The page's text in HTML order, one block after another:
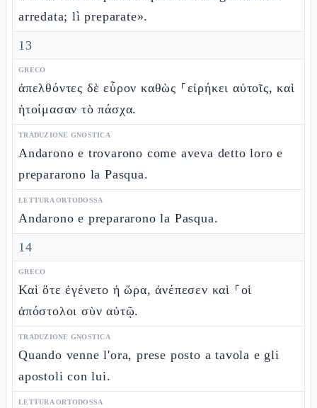
arredata; lì preparate».
13
GRECO
ἀπελθόντες δὲ εὗρον καθὼς ⸀εἰρήκει αὐτοῖς, καὶ
ἡτοίμασαν τὸ πάσχα.
TRADUZIONE GNOSTICA
Andarono e trovarono come aveva detto loro e
prepararono la Pasqua.
LETTURA ORTODOSSA
Andarono e prepararono la Pasqua.
14
GRECO
Καὶ ὅτε ἐγένετο ἡ ὥρα, ἀνέπεσεν καὶ ⸀οἱ
ἀπόστολοι σὺν αὐτῷ.
TRADUZIONE GNOSTICA
Quando venne l'ora, prese posto a tavola e gli
apostoli con lui.
LETTURA ORTODOSSA